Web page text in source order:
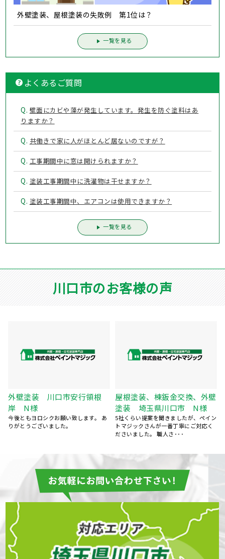
外壁塗装、屋根塗装の失敗例 第1位は？
一覧を見る
よくあるご質問
Q. 壁面にカビや藻が発生しています。発生を防ぐ塗料はあ
りますか？
Q. 共働きで家に人がほとんど居ないのですが？
Q. 工事期間中に窓は開けられますか？
Q. 塗装工事期間中に洗濯物は干せますか？
Q. 塗装工事期間中、エアコンは使用できますか？
一覧を見る
川口市のお客様の声
外壁塗装 川口市本蓮 O様
説明も対応も申しぶんありません。 職
人さん達のマナーも良く、めずらしい
程でした。 お願いした･･･
屋根・外壁塗装 川口市桜
町 H様
「もっとこうした方がいいんじゃない
か」と思われる事を教えてくださ
い。 の項目より ･･･